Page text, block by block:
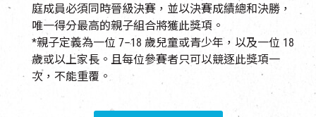
庭成員必須同時晉級決賽，並以決賽成績總和決勝，
唯一得分最高的親子組合將獲此獎項。
*親子定義為一位 7–18 歲兒童或青少年，以及一位 18
歲或以上家長。且每位參賽者只可以競逐此獎項一
次，不能重覆。